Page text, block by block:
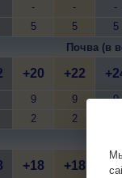
-
5
-
5
-
5
Почва (в
+20
9
2
+22
9
2
9
+18 +18